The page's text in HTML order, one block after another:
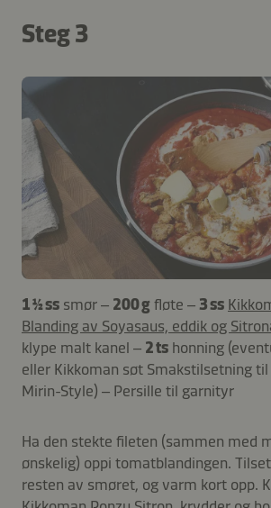
Steg 3
1 ½ ss smør – 200 gfløte – 3 ss
Blanding av Soyasaus, eddik og
klype malt kanel – 2 ts honning
eller Kikkoman søt Smakstilsetning
Mirin-Style) – Persille til garnityr
Ha den stekte fileten (sammen med
ønskelig) oppi tomatblandingen.
resten av smøret, og varm kort opp.